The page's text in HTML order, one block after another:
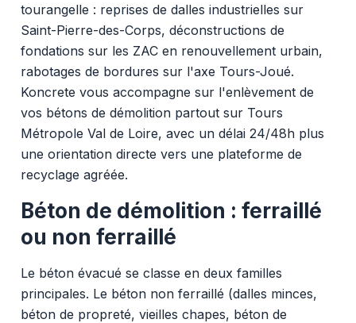
tourangelle : reprises de dalles industrielles sur
Saint-Pierre-des-Corps, déconstructions de
fondations sur les ZAC en renouvellement urbain,
rabotages de bordures sur l'axe Tours-Joué.
Koncrete vous accompagne sur l'enlèvement de
vos bétons de démolition partout sur Tours
Métropole Val de Loire, avec un délai 24/48h plus
une orientation directe vers une plateforme de
recyclage agréée.
Béton de démolition : ferraillé
ou non ferraillé
Le béton évacué se classe en deux familles
principales. Le béton non ferraillé (dalles minces,
béton de propreté, vieilles chapes, béton de